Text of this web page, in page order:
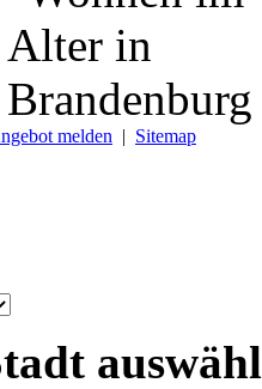
melden | Sitemap